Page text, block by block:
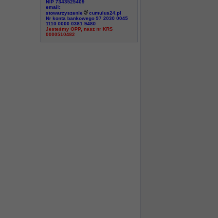
NIP 7343525409
email:
stowarzyszenie
cumulus24.pl
Nr konta bankowego 97 2030 0045
1110 0000 0381 9480
Jesteśmy OPP, nasz nr KRS
0000510482